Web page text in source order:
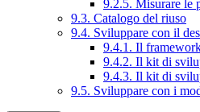
9.2.5. Misurare le
9.3. Catalogo del riuso
9.4. Sviluppare con il
9.4.1. Il
9.4.2. Il kit di
9.4.3. Il kit di
9.5. Sviluppare con i